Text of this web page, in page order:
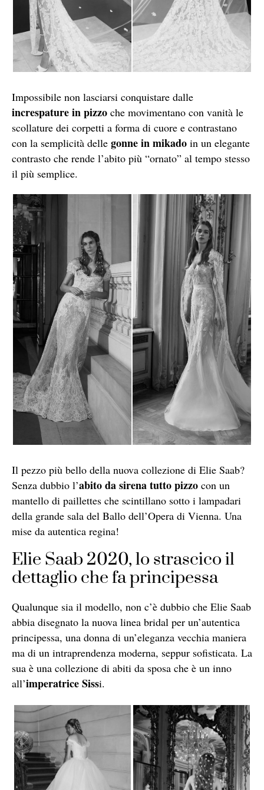
Impossibile non lasciarsi conquistare dalle
increspature in pizzo che movimentano con vanità le
scollature dei corpetti a forma di cuore e contrastano
con la semplicità delle gonne in mikado in un elegante
contrasto che rende l’abito più “ornato” al tempo stesso
il più semplice.
Il pezzo più bello della nuova collezione di Elie Saab?
Senza dubbio l’abito da sirena tutto pizzo con un
mantello di paillettes che scintillano sotto i lampadari
della grande sala del Ballo dell’Opera di Vienna. Una
mise da autentica regina!
Elie Saab 2020, lo strascico il
dettaglio che fa principessa
Qualunque sia il modello, non c’è dubbio che Elie Saab
abbia disegnato la nuova linea bridal per un’autentica
principessa, una donna di un’eleganza vecchia maniera
ma di un intraprendenza moderna, seppur sofisticata. La
sua è una collezione di abiti da sposa che è un inno
all’imperatrice Sissi.